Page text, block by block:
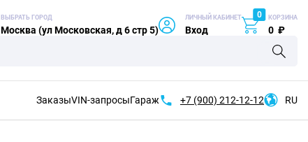
ВЫБРАТЬ ГОРОД
Москва (ул Московская, д 6 стр 5)
ЛИЧНЫЙ КАБИНЕТ
Вход
0 КОРЗИНА
0 ₽
ЗаказыVIN-запросыГараж +7 (900) 212-12-12 RU